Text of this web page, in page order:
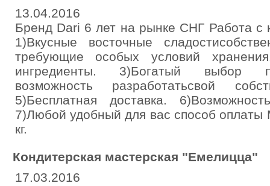
13.04.2016
Бренд Dari 6 лет на рынке СНГ Работа
1)Вкусные восточные
требующие особых условий
ингредиенты. 3)Богатый выбор
возможность разработатьсвой
5)Бесплатная доставка.
7)Любой удобный для вас способ оплаты
кг.
Кондитерская мастерская "Емелицца"
17.03.2016